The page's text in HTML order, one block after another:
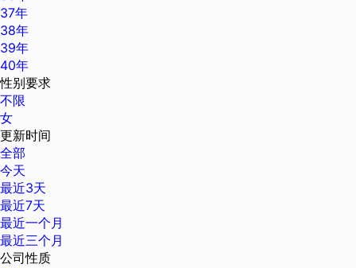
37年
38年
39年
40年
性别要求
不限
女
更新时间
全部
今天
最近3天
最近7天
最近一个月
最近三个月
公司性质